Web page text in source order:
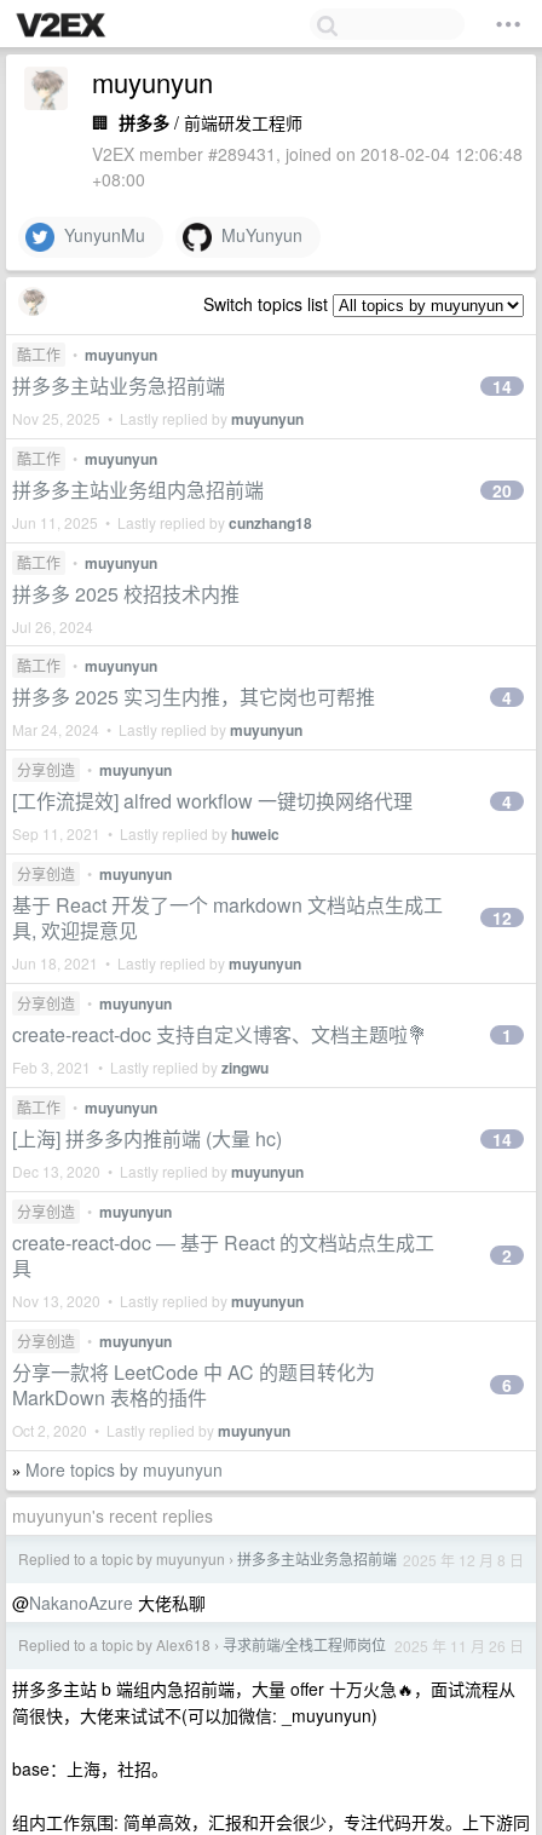
muyunyun
🏢 拼多多 / 前端研发工程师
V2EX member #289431, joined on 2018-02-04 12:06:48
+08:00
YunyunMu MuYunyun
Switch topics list
酷工作 • muyunyun
拼多多主站业务急招前端
Nov 25, 2025 • Lastly replied bymuyunyun
14
酷工作 • muyunyun
拼多多主站业务组内急招前端
Jun 11, 2025 • Lastly replied bycunzhang18
20
酷工作 • muyunyun
拼多多 2025 校招技术内推
Jul 26, 2024
酷工作
• muyunyun
拼多多 2025 实习生内推，其它岗也可帮推
Mar 24, 2024 • Lastly replied bymuyunyun
4
分享创造 • muyunyun
[工作流提效] alfred workflow 一键切换网络代理
Sep 11, 2021 • Lastly replied byhuweic
4
分享创造 • muyunyun
基于 React 开发了一个 markdown 文档站点生成工
具, 欢迎提意见
Jun 18, 2021 • Lastly replied bymuyunyun
12
分享创造 • muyunyun
create-react-doc 支持自定义博客、文档主题啦💐
Feb 3, 2021 • Lastly replied byzingwu
1
酷工作 • muyunyun
[上海] 拼多多内推前端 (大量 hc)
Dec 13, 2020 • Lastly replied bymuyunyun
14
分享创造 • muyunyun
create-react-doc — 基于 React 的文档站点生成工
具
Nov 13, 2020 • Lastly replied bymuyunyun
2
分享创造 • muyunyun
分享一款将 LeetCode 中 AC 的题目转化为
MarkDown 表格的插件
Oct 2, 2020 • Lastly replied bymuyunyun
6
» More topics by muyunyun
muyunyun's recent replies
Replied to a topic by muyunyun › 拼多多主站业务急招前端 2025 年 12 月 8 日
@NakanoAzure 大佬私聊
Replied to a topic by Alex618 › 寻求前端/全栈工程师岗位 2025 年 11 月 26 日
拼多多主站 b 端组内急招前端，大量 offer 十万火急🔥，面试流程从
简很快，大佬来试试不(可以加微信: _muyunyun)
ba‮es‬‎：上海，社招。
组内工作氛围: 简单高效，汇报和开会很少，专注代码开发。上下游同